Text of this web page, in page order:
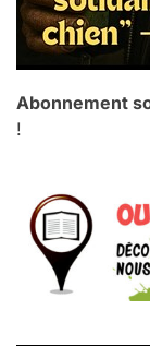
Abonnement
!